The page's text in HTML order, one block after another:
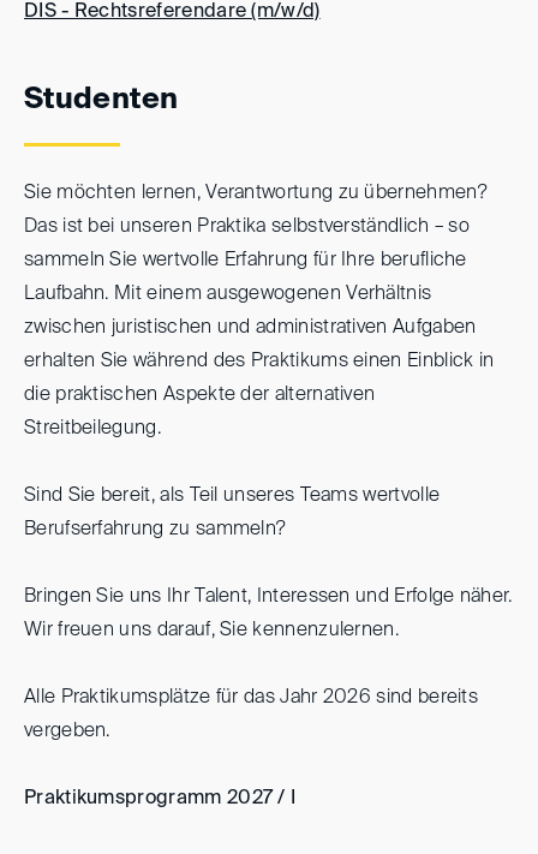
DIS - Rechtsreferendare (m/w/d)
Studenten
Sie möchten lernen, Verantwortung zu übernehmen?
Das ist bei unseren Praktika selbstverständlich – so
sammeln Sie wertvolle Erfahrung für Ihre berufliche
Laufbahn. Mit einem ausgewogenen Verhältnis
zwischen juristischen und administrativen Aufgaben
erhalten Sie während des Praktikums einen Einblick in
die praktischen Aspekte der alternativen
Streitbeilegung.
Sind Sie bereit, als Teil unseres Teams wertvolle
Berufserfahrung zu sammeln?
Bringen Sie uns Ihr Talent, Interessen und Erfolge näher.
Wir freuen uns darauf, Sie kennenzulernen.
Alle Praktikumsplätze für das Jahr 2026 sind bereits
vergeben.
Praktikumsprogramm 2027 / I